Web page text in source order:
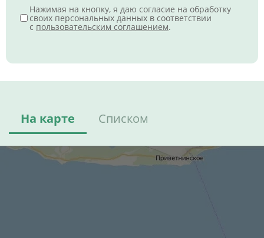
Нажимая на кнопку, я даю согласие на обработку
своих персональных данных в соответствии
с пользовательским соглашением.
На карте Списком